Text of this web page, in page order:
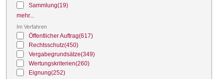
Sammlung(19)
mehr...
Im Verfahren
Öffentlicher Auftrag(617)
Rechtsschutz(450)
Vergabegrundsätze(349)
Wertungskriterien(260)
Eignung(252)